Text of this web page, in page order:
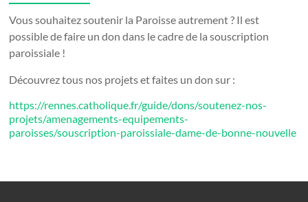
Vous souhaitez soutenir la Paroisse autrement ? Il est
possible de faire un don dans le cadre de la souscription
paroissiale !
Découvrez tous nos projets et faites un don sur :
https://rennes.catholique.fr/guide/dons/soutenez-nos-
projets/amenagements-equipements-
paroisses/souscription-paroissiale-dame-de-bonne-nouvelle